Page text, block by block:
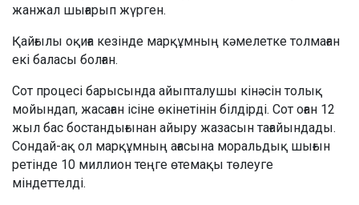
жанжал шығарып жүрген.
Қайғылы оқиға кезінде марқұмның кәмелетке толмаған
екі баласы болған.
Сот процесі барысында айыпталушы кінәсін толық
мойындап, жасаған ісіне өкінетінін білдірді. Сот оған 12
жыл бас бостандығынан айыру жазасын тағайындады.
Сондай-ақ ол марқұмның ағасына моральдық шығын
ретінде 10 миллион теңге өтемақы төлеуге
міндеттелді.